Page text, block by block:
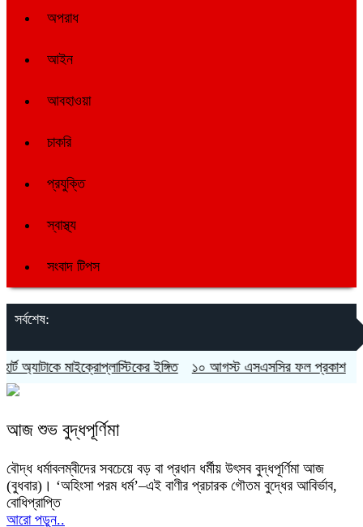
অপরাধ
আইন
আবহাওয়া
চাকরি
প্রযুক্তি
স্বাস্থ্য
সংবাদ টিপস
সর্বশেষ:
অ্যাটাকে মাইক্রোপ্লাস্টিকের ইঙ্গিত ১০ আগস্ট এসএসসির ফল প্রকাশ
আজ শুভ বুদ্ধপূর্ণিমা
বৌদ্ধ ধর্মাবলম্বীদের সবচেয়ে বড় বা প্রধান ধর্মীয় উৎসব বুদ্ধপূর্ণিমা আজ
(বুধবার)। ‘অহিংসা পরম ধর্ম’–এই বাণীর প্রচারক গৌতম বুদ্ধের আবির্ভাব,
বোধিপ্রাপ্তি
আরো পড়ুন..